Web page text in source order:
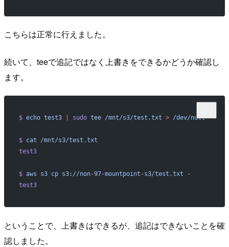
こちらは正常に行えました。
続いて、teeで追記ではなく上書きをできるかどうか確認し
ます。
$ echo test3 | sudo tee /mnt/s3/test.txt > /dev/null
$ cat /mnt/s3/test.txt
test3
$ aws s3 cp s3://non-97-mountpoint-s3/test.txt -
test3
ということで、上書きはできるが、追記はできないことを確
認しました。